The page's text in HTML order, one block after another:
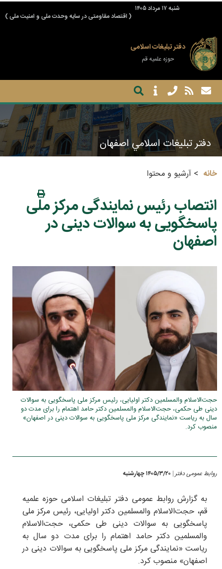
شنبه ۱۷ مرداد ۱۴۰۵
( اقتصاد مقاومتی در سایه وحدت ملی و امنیت ملی )
دفتر تبلیغات اسلامی
حوزه علمیه قم
دفتر تبليغات اسلامي اصفهان
خانه آرشیو و محتوا
انتصاب رئیس نمایندگی مرکز ملی
پاسخگویی به سوالات دینی در
اصفهان
حجت‌الاسلام والمسلمین دکتر اولیایی، رئیس مرکز ملی پاسخگویی به سوالات
دینی طی حکمی، حجت‌الاسلام والمسلمین دکتر حامد اهتمام را برای مدت دو
سال به ریاست «نمایندگی مرکز ملی پاسخگویی به سوالات دینی در اصفهان»
منصوب کرد.
روابط عمومی دفتر ۱۴۰۵/۳/۲۰ چهارشنبه
به گزارش روابط عمومی دفتر تبلیغات اسلامی حوزه علمیه
قم، حجت‌الاسلام والمسلمین دکتر اولیایی، رئیس مرکز ملی
پاسخگویی به سوالات دینی طی حکمی، حجت‌الاسلام
والمسلمین دکتر حامد اهتمام را برای مدت دو سال به
ریاست «نمایندگی مرکز ملی پاسخگویی به سوالات دینی در
اصفهان» منصوب کرد.